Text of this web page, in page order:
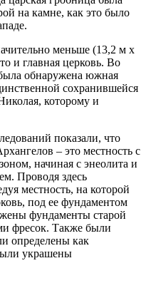
на камне, как это было
меньше (13,2 м х
и главная церковь. Во
обнаружена южная
сохранившейся
которому и
показали, что
– это местность с
начиная с энеолита и
Проводя здесь
местность, на которой
под ее фундаментом
фундаменты старой
фресок. Также были
определены как
украшены